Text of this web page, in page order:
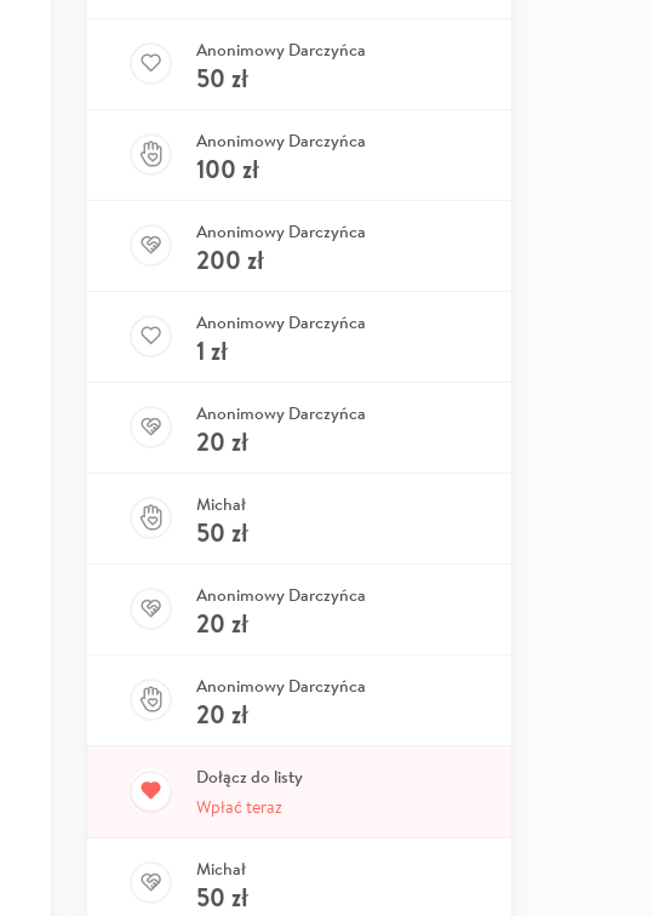
Anonimowy Darczyńca
50 zł
Anonimowy Darczyńca
100 zł
Anonimowy Darczyńca
200 zł
Anonimowy Darczyńca
1 zł
Anonimowy Darczyńca
20 zł
Michał
50 zł
Anonimowy Darczyńca
20 zł
Anonimowy Darczyńca
20 zł
Dołącz do listy
Wpłać teraz
Michał
50 zł